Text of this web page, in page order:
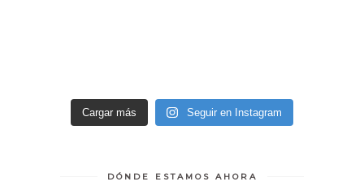
Cargar más Seguir en Instagram
DÓNDE ESTAMOS AHORA